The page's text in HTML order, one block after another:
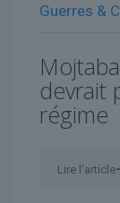
Guerres &
devrait
régime
Lire l'article